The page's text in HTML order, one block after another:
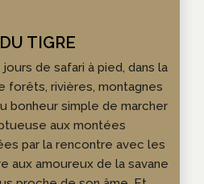
de safari à pied, dans la
forêts, rivières, montagnes
bonheur simple de marcher
aux montées
par la rencontre avec les
aux amoureux de la savane